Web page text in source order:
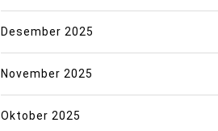
Desember 2025
November 2025
Oktober 2025